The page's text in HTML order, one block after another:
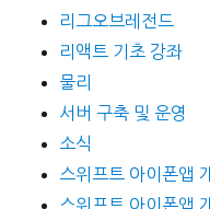
리그오브레전드
리액트 기초 강좌
물리
서버 구축 및 운영
소식
스위프트 아이폰앱
스위프트 아이폰앱